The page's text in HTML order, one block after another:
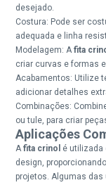
desejado.
Costura: Pode ser
adequada e linha
Modelagem: Afita
criar curvas e formas
Acabamentos: Utilize
adicionar detalhes
Combinações:
ou tule, para criar
Aplicações
Afita crinol é utilizada
design,
projetos. Algumas